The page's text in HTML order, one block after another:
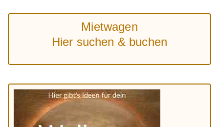
Mietwagen
Hier suchen & buchen